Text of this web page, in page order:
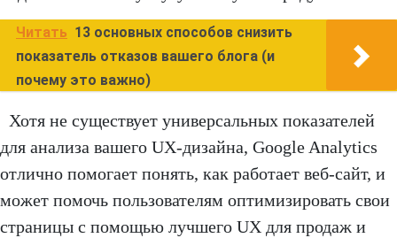
Читать 13 основных способов снизить
показатель отказов вашего блога (и
почему это важно)
Хотя не существует универсальных показателей
для анализа вашего UX-дизайна, Google Analytics
отлично помогает понять, как работает веб-сайт, и
может помочь пользователям оптимизировать свои
страницы с помощью лучшего UX для продаж и